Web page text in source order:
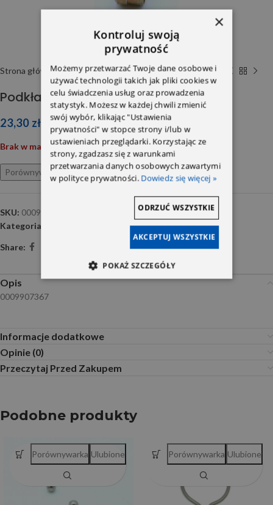
Strona główna Części znormalizowane ,elementy drobne
Podkładka 0009907367
23,30 zł
Brak w magazynie
Porównywarka Ulubione
SKU: 0009907367
Kategoria:
Części znormalizowane ,elementy drobne
Share:
Opis
0009907367
Informacje dodatkowe
Opinie (0)
Przeczytaj Przed Zakupem
Podobne produkty
Porównywarka Ulubione Porównywarka Ulubione
×
Kontroluj swoją
prywatność
Możemy przetwarzać Twoje dane osobowe i
używać technologii takich jak pliki cookies w
celu świadczenia usług oraz prowadzenia
statystyk. Możesz w każdej chwili zmienić
swój wybór, klikając "Ustawienia
prywatności" w stopce strony i/lub w
ustawieniach przeglądarki. Korzystając ze
strony, zgadzasz się z warunkami
przetwarzania danych osobowych zawartymi
w polityce prywatności. Dowiedz się więcej »
AKCEPTUJ WSZYSTKIE
ODRZUĆ WSZYSTKIE
POKAŻ SZCZEGÓŁY